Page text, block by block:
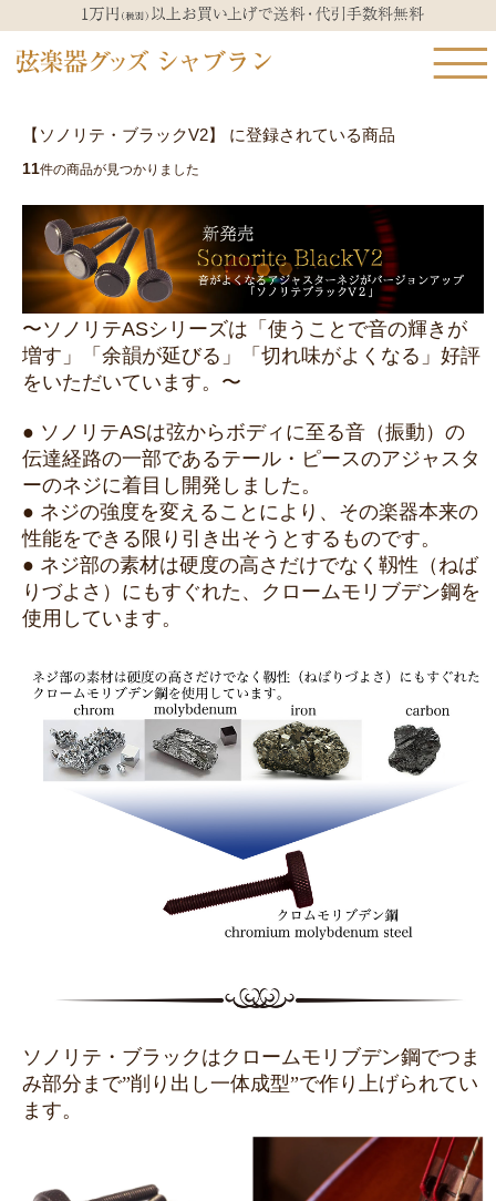
【ソノリテ・ブラックV2】 に登録されている商品
11件の商品が見つかりました
〜ソノリテASシリーズは「使うことで音の輝きが
増す」「余韻が延びる」「切れ味がよくなる」好評
をいただいています。〜
● ソノリテASは弦からボディに至る音（振動）の
伝達経路の一部であるテール・ピースのアジャスタ
ーのネジに着目し開発しました。
● ネジの強度を変えることにより、その楽器本来の
性能をできる限り引き出そうとするものです。
● ネジ部の素材は硬度の高さだけでなく靱性（ねば
りづよさ）にもすぐれた、クロームモリブデン鋼を
使用しています。
ソノリテ・ブラックはクロームモリブデン鋼でつま
み部分まで”削り出し一体成型”で作り上げられてい
ます。